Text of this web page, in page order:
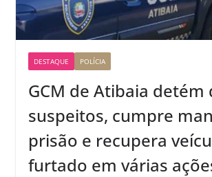
DESTAQUE POLÍCIA
GCM de Atibaia
suspeitos, cumpre
prisão e recupera
furtado em várias